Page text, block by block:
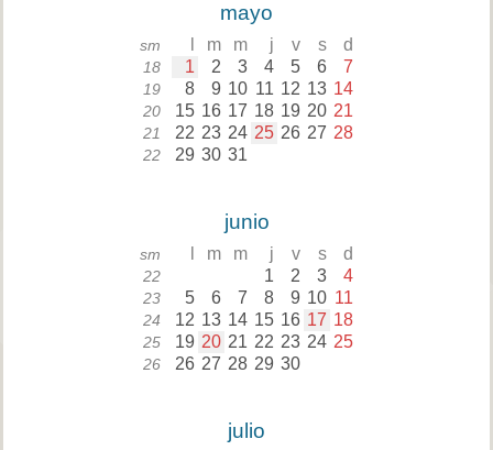
mayo
sm m m j v s d
18 1 2 3 4 5 6 7
19 8 9 10 11 12 13 14
20 15 16 17 18 19 20 21
21 22 23 24 25 26 27 28
22 29 30 31
junio
sm m m j v s d
22 1 2 3 4
23 5 6 7 8 9 10 11
24 12 13 14 15 16 17 18
25 19 20 21 22 23 24 25
26 26 27 28 29 30
julio